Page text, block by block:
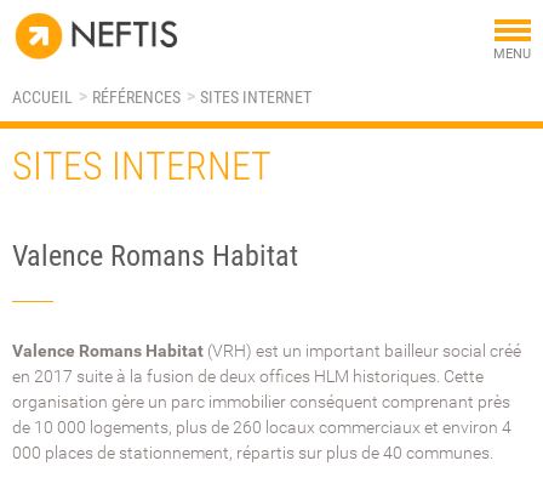
MENU
ACCUEIL RÉFÉRENCES SITES INTERNET
SITES INTERNET
Valence Romans Habitat
Valence Romans Habitat (VRH) est un important bailleur social créé
en 2017 suite à la fusion de deux offices HLM historiques. Cette
organisation gère un parc immobilier conséquent comprenant près
de 10 000 logements, plus de 260 locaux commerciaux et environ 4
000 places de stationnement, répartis sur plus de 40 communes.